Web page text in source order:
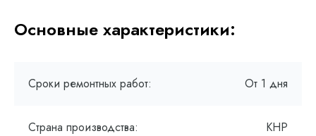
Основные характеристики:
Сроки ремонтных работ: От 1 дня
Страна производства: КНР